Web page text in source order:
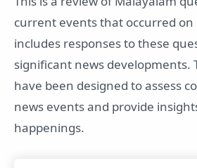
current events that occurred on
includes responses to these
significant news developments.
have been designed to assess
news events and provide
happenings.